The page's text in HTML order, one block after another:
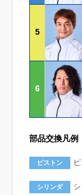
5
6
部品交換凡例
ピストン
シリンダ